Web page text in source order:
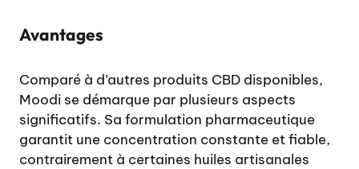
Avantages
Comparé à d’autres produits CBD disponibles,
Moodi se démarque par plusieurs aspects
significatifs. Sa formulation pharmaceutique
garantit une concentration constante et fiable,
contrairement à certaines huiles artisanales